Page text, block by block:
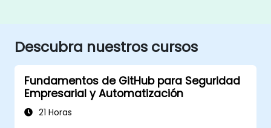
Descubra nuestros cursos
Fundamentos de GitHub para Seguridad
Empresarial y Automatización
21 Horas